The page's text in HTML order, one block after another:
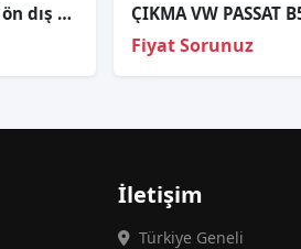
5Q0971230 Passat b8 ön dış tesisat
Fiyat Sorunuz
İletişim
Türkiye Geneli